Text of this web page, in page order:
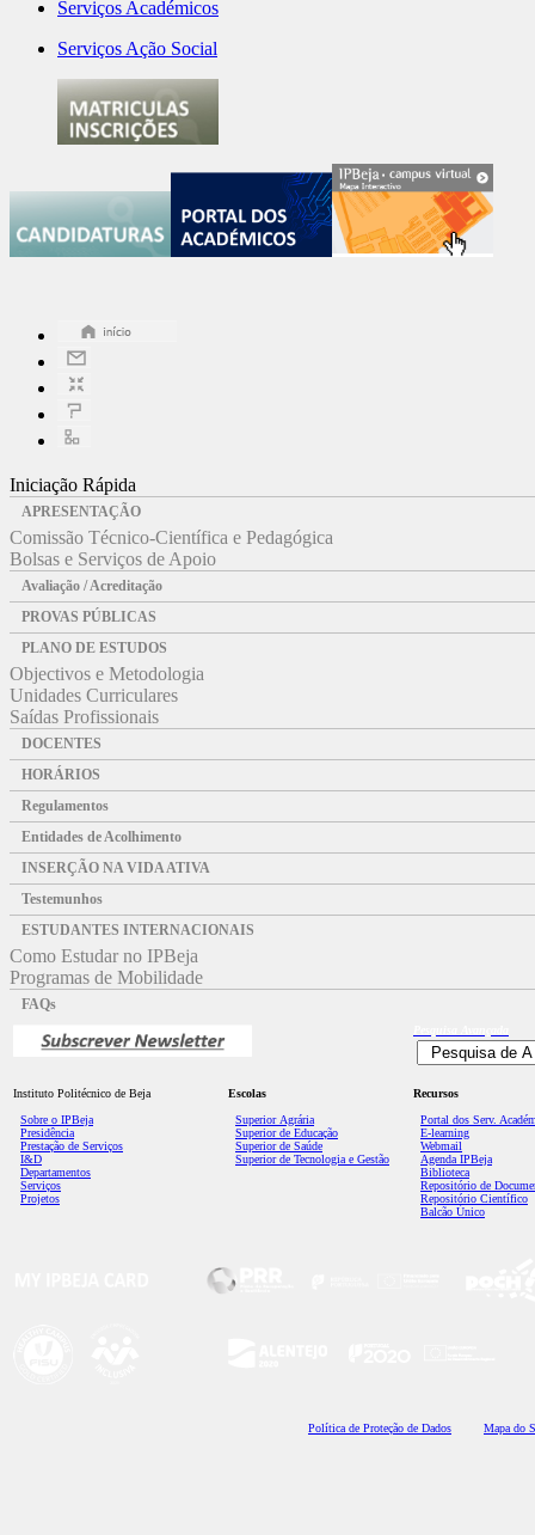
Serviços Académicos
Serviços Ação Social
Iniciação Rápida
APRESENTAÇÃO
Comissão Técnico-Científica e Pedagógica
Bolsas e Serviços de Apoio
Avaliação / Acreditação
PROVAS PÚBLICAS
PLANO DE ESTUDOS
Objectivos e Metodologia
Unidades Curriculares
Saídas Profissionais
DOCENTES
HORÁRIOS
Regulamentos
Entidades de Acolhimento
INSERÇÃO NA VIDA ATIVA
Testemunhos
ESTUDANTES INTERNACIONAIS
Como Estudar no IPBeja
Programas de Mobilidade
FAQs
Instituto Politécnico de Beja
Sobre o IPBeja
Presidência
Prestação de Serviços
I&D
Departamentos
Serviços
Projetos
Escolas
Superior Agrária
Superior de Educação
Superior de Saúde
Superior de Tecnologia e Gestão
Recursos
Portal dos Serv.
E-learning
Webmail
Agenda IPBeja
Biblioteca
Repositório de
Repositório Científico
Balcão Único
Política de Proteção de Dados Mapa do